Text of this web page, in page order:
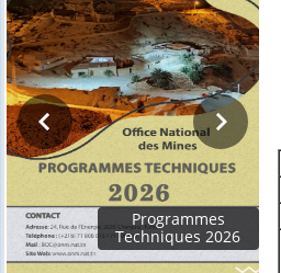
Programmes
Techniques 2026